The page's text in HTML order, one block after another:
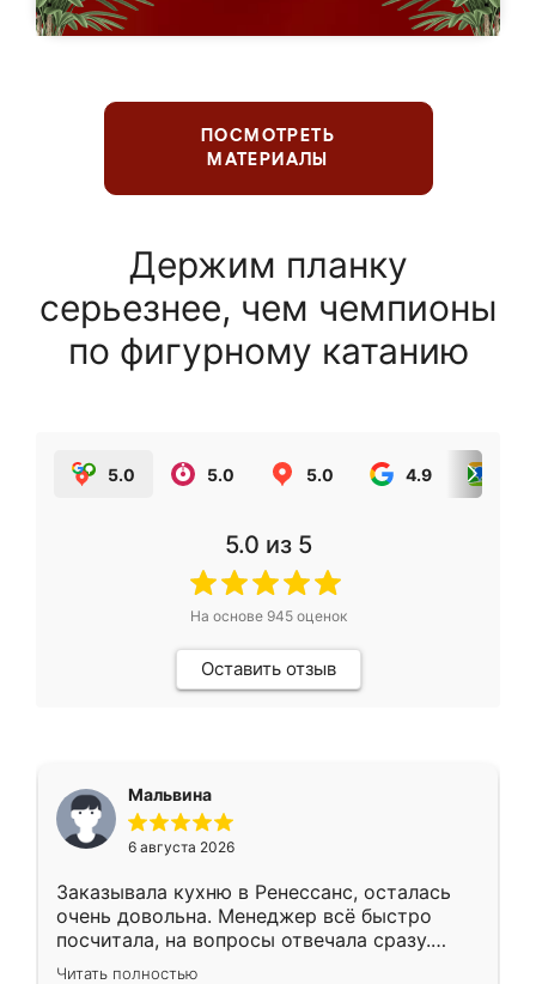
ПОСМОТРЕТЬ
МАТЕРИАЛЫ
Держим планку
серьезнее, чем чемпионы
по фигурному катанию
5.0 5.0 5.0 4.9
5.0 из 5
На основе 945оценок
Оставить отзыв
Мальвина
6 августа 2026
Заказывала кухню в Ренессанс, осталась
очень довольна. Менеджер всё быстро
посчитала, на вопросы отвечала сразу.
Замерщик приехал в субботу, подошёл к
Читать полностью